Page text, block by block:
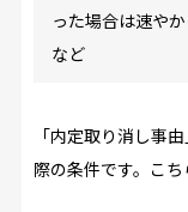
った場合は速や
など
「内定取り消し事
際の条件です。こ